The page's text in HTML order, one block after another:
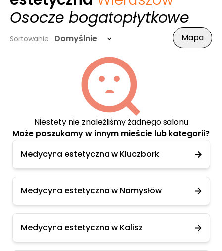
Osocze bogatopłytkowe
Sortowanie Domyślnie Mapa
Niestety nie znaleźliśmy żadnego salonu
Może poszukamy w innym mieście lub kategorii?
Medycyna estetyczna w Kluczbork
Medycyna estetyczna w Namysłów
Medycyna estetyczna w Kalisz